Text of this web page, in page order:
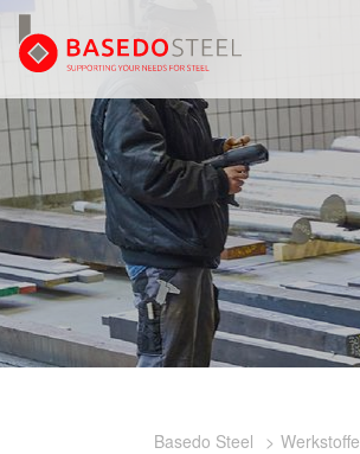
Basedo Steel Werkstoffe